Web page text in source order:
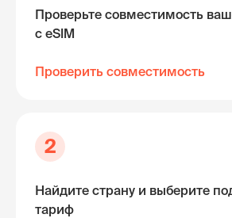
Проверьте совместимость
с eSIM
Проверить совместимость
2
Найдите страну и выберите
тариф